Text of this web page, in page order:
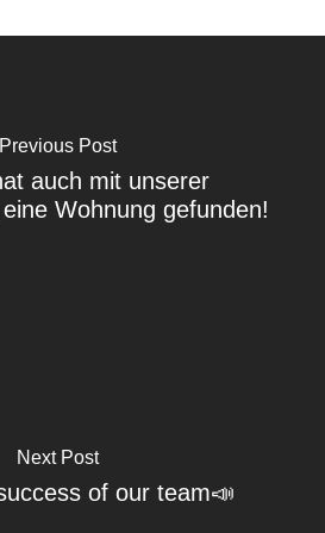
Previous Post
auch mit unserer
Wohnung gefunden!
Next Post
of our team📣